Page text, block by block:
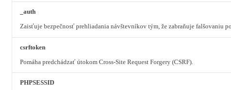
_auth
Zaisťuje bezpečnosť prehliadania návštevníkov tým, že zabraňuje falšovaniu
csrftoken
Pomáha predchádzať útokom Cross-Site Request Forgery (CSRF).
PHPSESSID